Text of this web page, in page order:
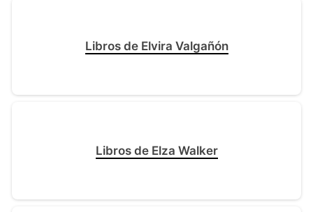
Libros de Elvira Valgañón
Libros de Elza Walker